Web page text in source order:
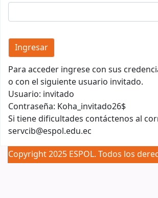
Para acceder ingrese con sus
o con el siguiente usuario invitado.
Usuario: invitado
Contraseña: Koha_invitado26$
Si tiene dificultades contáctenos al
servcib@espol.edu.ec
Copyright 2025 ESPOL. Todos los